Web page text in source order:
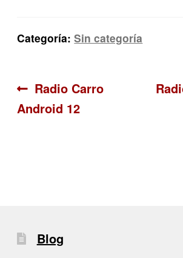
Categoría:Sin categoría
Navegación
de
Anterior:
Radio Carro
Android 12
Blog